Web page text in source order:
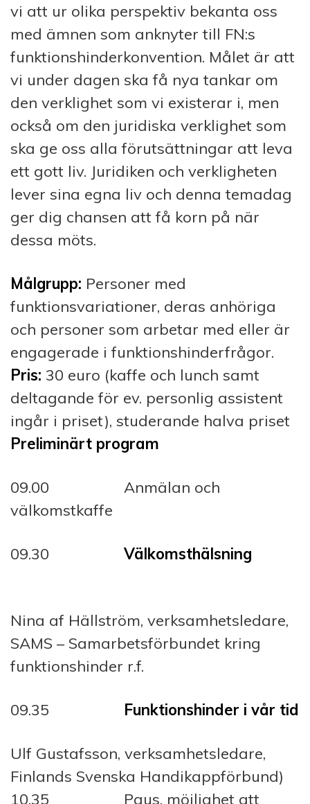
vi att ur olika perspektiv bekanta oss
med ämnen som anknyter till FN:s
funktionshinderkonvention. Målet är att
vi under dagen ska få nya tankar om
den verklighet som vi existerar i, men
också om den juridiska verklighet som
ska ge oss alla förutsättningar att leva
ett gott liv. Juridiken och verkligheten
lever sina egna liv och denna temadag
ger dig chansen att få korn på när
dessa möts.
Målgrupp: Personer med
funktionsvariationer, deras anhöriga
och personer som arbetar med eller är
engagerade i funktionshinderfrågor.
Pris: 30 euro (kaffe och lunch samt
deltagande för ev. personlig assistent
ingår i priset), studerande halva priset
Preliminärt program
09.00 Anmälan och
välkomstkaffe
09.30 Välkomsthälsning
Nina af Hällström, verksamhetsledare,
SAMS – Samarbetsförbundet kring
funktionshinder r.f.
09.35 Funktionshinder i vår tid
Ulf Gustafsson, verksamhetsledare,
Finlands Svenska Handikappförbund)
10.35 Paus, möjlighet att